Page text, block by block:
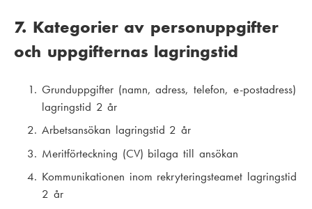
7. Kategorier av personuppgifter
och uppgifternas lagringstid
Grunduppgifter (namn, adress, telefon, e-postadress)
lagringstid 2 år
Arbetsansökan lagringstid 2 år
Meritförteckning (CV) bilaga till ansökan
Kommunikationen inom rekryteringsteamet lagringstid
2 år